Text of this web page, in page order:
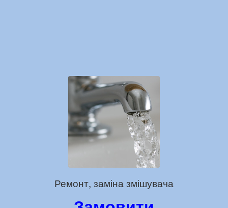
Ремонт, заміна змішувача